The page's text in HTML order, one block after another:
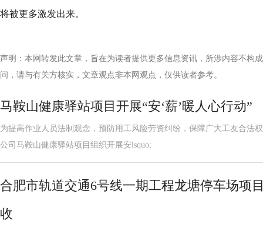
将被更多激发出来。
声明：本网转发此文章，旨在为读者提供更多信息资讯，所涉内容不构
问，请与有关方核实，文章观点非本网观点，仅供读者参考。
马鞍山健康驿站项目开展“安‘薪’暖人心行动”
为提高作业人员法制观念，预防用工风险劳资纠纷，保障广大工友合法
公司马鞍山健康驿站项目组织开展安lsquo;
合肥市轨道交通6号线一期工程龙塘停车场项
收